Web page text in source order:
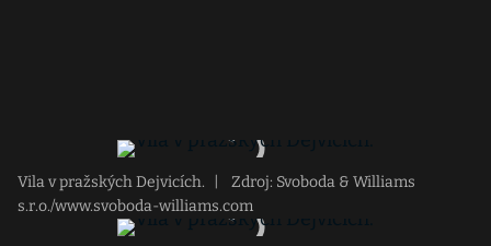
Vila v pražských Dejvicích.
Zdroj: Svoboda & Williams
s.r.o./www.svoboda-williams.com